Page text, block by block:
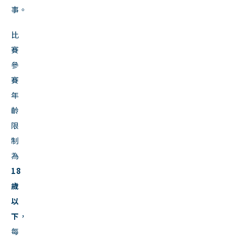
事。
比
賽
參
賽
年
齡
限
制
為
18
歲
以
下 ，
每